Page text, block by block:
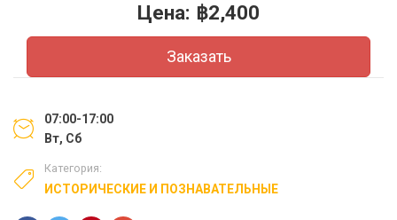
Цена: ฿2,400
Заказать
07:00-17:00
Вт, Сб
Категория:
ИСТОРИЧЕСКИЕ И ПОЗНАВАТЕЛЬНЫЕ